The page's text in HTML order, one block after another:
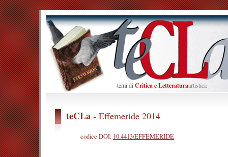
temi diCritica e Letteraturaartistica
teCLa - Effemeride 2014
codice DOI: 10.4413/EFFEMERIDE